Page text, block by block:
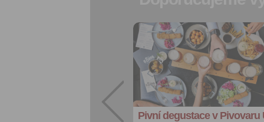
Pivní degustace v Pivovaru
Přidat do
oblíbených
Sdílet:
Facebook
export do
kalendáře
Více výhod pro